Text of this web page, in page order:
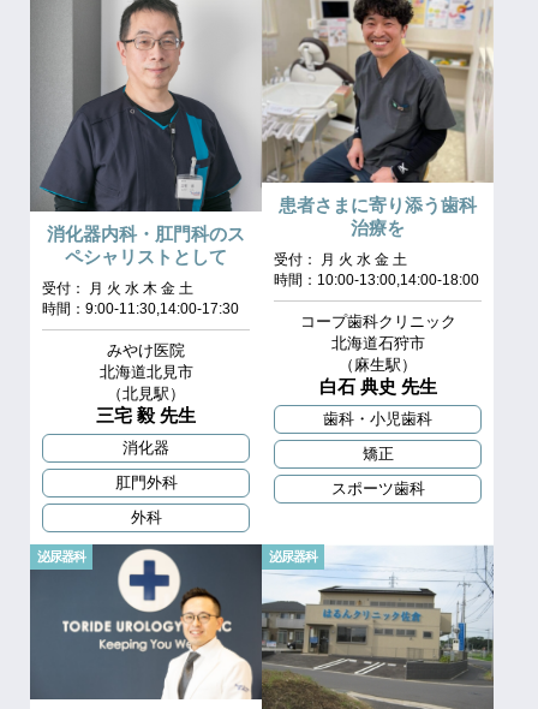
消化器内科・肛門科のス
ペシャリストとして
受付： 月 火 水 木 金 土
時間：9:00-11:30,14:00-17:30
みやけ医院
北海道北見市
（北見駅）
三宅 毅 先生
消化器
肛門外科
外科
患者さまに寄り添う歯科
治療を
受付： 月 火 水 金 土
時間：10:00-13:00,14:00-18:00
コープ歯科クリニック
北海道石狩市
（麻生駅）
白石 典史 先生
歯科・小児歯科
矯正
スポーツ歯科
泌尿器科 泌尿器科